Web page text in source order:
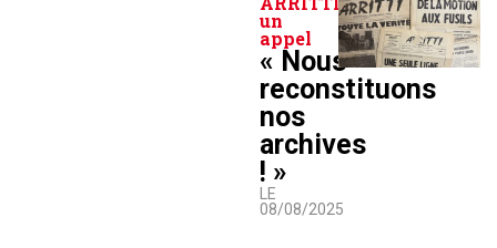
un
appel
« Nous
reconstituons
nos
archives
! »
LE
08/08/2025